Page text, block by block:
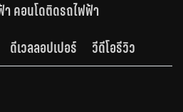
า คอนโดติดรถไฟฟ้า
ดีเวลลอปเปอร์ วีดีโอรีวิว